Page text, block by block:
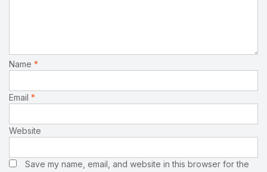
Name *
Email *
Website
Save my name, email, and website in this browser for the